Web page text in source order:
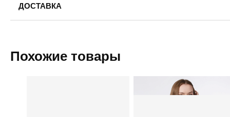
48XL 50XL
ДОСТАВКА
Пермь — бесплатно
Доставка в другие города
Похожие товары